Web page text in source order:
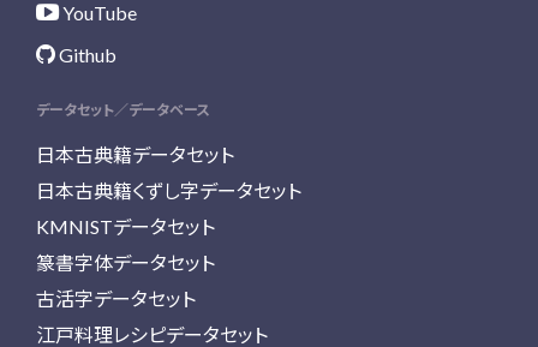
YouTube
Github
データセット／データベース
日本古典籍データセット
日本古典籍くずし字データセット
KMNISTデータセット
篆書字体データセット
古活字データセット
江戸料理レシピデータセット